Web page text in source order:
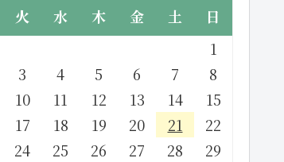
火 水 木 金 土
日
1
3 4 5 6 7
8
10 11 12 13 14
15
17 18 19 20 21
22
24 25 26 27 28
29